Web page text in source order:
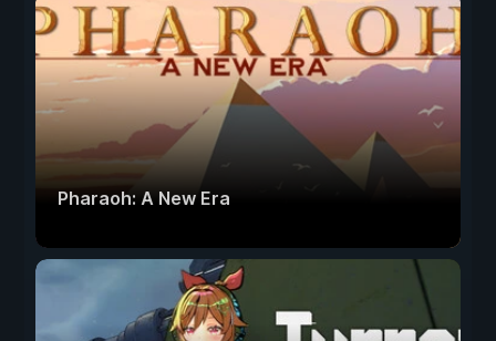
Pharaoh: A New Era